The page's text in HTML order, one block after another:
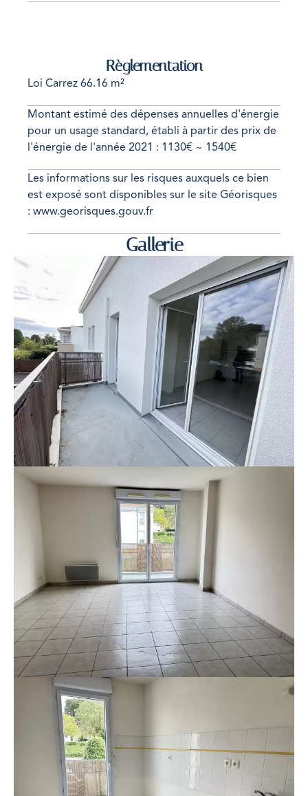
Règlementation
Loi Carrez 66.16 m²
Montant estimé des dépenses annuelles d'énergie
pour un usage standard, établi à partir des prix de
l'énergie de l'année 2021 : 1130€ ~ 1540€
Les informations sur les risques auxquels ce bien
est exposé sont disponibles sur le site Géorisques
: www.georisques.gouv.fr
Gallerie